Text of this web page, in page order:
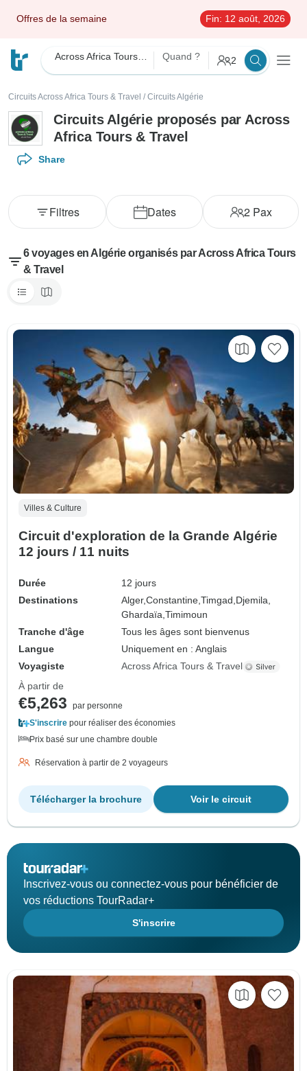
Offres de la semaine Fin: 12 août, 2026
Quand ? 2
Circuits Across Africa Tours & Travel / Circuits Algérie
Circuits Algérie proposés par Across
Africa Tours & Travel
Share
Dates 2Pax
Filtres
6 voyages en Algérie organisés par Across Africa Tours
& Travel
Villes & Culture
Circuit d'exploration de la Grande Algérie
12 jours / 11 nuits
Durée
12 jours
Destinations
Alger,Constantine,Timgad, Djemila,
Ghardaïa,Timimoun
Tranche d'âge
Tous les âges sont bienvenus
Langue
Uniquement en : Anglais
Voyagiste
Across Africa Tours & Travel
À partir de
€5,263
par personne
S'inscrire pour réaliser des économies
Prix basé sur une chambre double
Réservation à partir de 2 voyageurs
Voir le circuit
Télécharger la brochure
Inscrivez-vous ou connectez-vous pour bénéficier de
vos réductions TourRadar+
S'inscrire